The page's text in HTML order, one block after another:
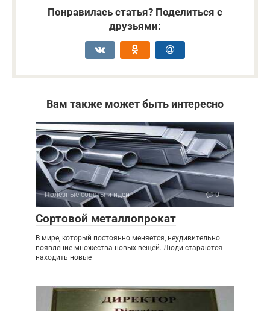
Понравилась статья? Поделиться с
друзьями:
Вам также может быть интересно
Полезные советы и идеи 0
Сортовой металлопрокат
В мире, который постоянно меняется, неудивительно
появление множества новых вещей. Люди стараются
находить новые